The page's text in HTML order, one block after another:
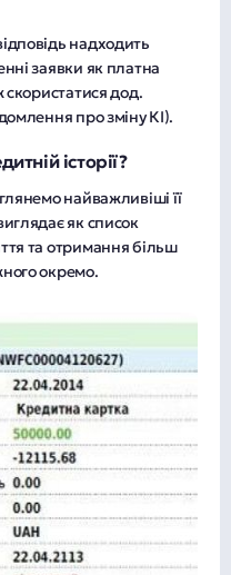
надходить
заявки як платна
дод.
про зміну КІ).
історії?
найважливіші її
як список
та отримання більш
окремо.